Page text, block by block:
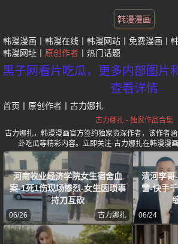
韩漫漫画
韩漫漫画 韩漫在线 韩漫网站 免费漫画
韩漫网址
原创作者 热门话题
黑子网看片吃瓜，更多内部图片
查看详情
首页 原创作者 古力娜扎
古力娜扎 - 独家作品合集
古力娜扎，韩漫漫画官方签约独家资深作者，该作者
卦吃瓜等精彩内容。立即关注-古力娜扎在韩漫漫
河南牧业经济学院女生宿舍血
案-1死1伤现场惨烈-女生因琐事
持刀互砍
06/26 古力娜扎
清河李哥
雪-快手
06/24